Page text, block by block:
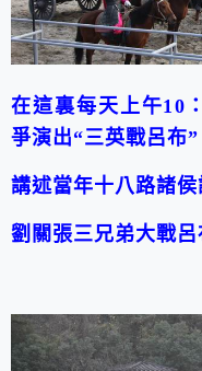
在這裏每天上午10
爭演出“三英戰呂布”
講述當年十八路諸
劉關張三兄弟大戰